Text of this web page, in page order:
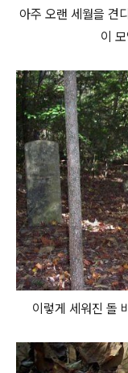
아주 오랜 세월을 견
이
이렇게 세워진 돌